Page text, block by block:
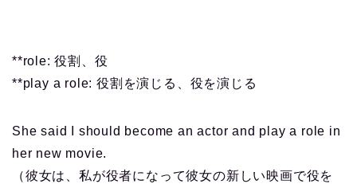
**role: 役割、役
**play a role: 役割を演じる、役を演じる
She said I should become an actor and play a role in
her new movie.
（彼女は、私が役者になって彼女の新しい映画で役を